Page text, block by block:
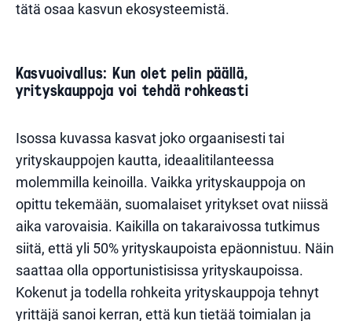
tätä osaa kasvun ekosysteemistä.
Kasvuoivallus: Kun olet pelin päällä,
yrityskauppoja voi tehdä rohkeasti
Isossa kuvassa kasvat joko orgaanisesti tai
yrityskauppojen kautta, ideaalitilanteessa
molemmilla keinoilla. Vaikka yrityskauppoja on
opittu tekemään, suomalaiset yritykset ovat niissä
aika varovaisia. Kaikilla on takaraivossa tutkimus
siitä, että yli 50% yrityskaupoista epäonnistuu. Näin
saattaa olla opportunistisissa yrityskaupoissa.
Kokenut ja todella rohkeita yrityskauppoja tehnyt
yrittäjä sanoi kerran, että kun tietää toimialan ja